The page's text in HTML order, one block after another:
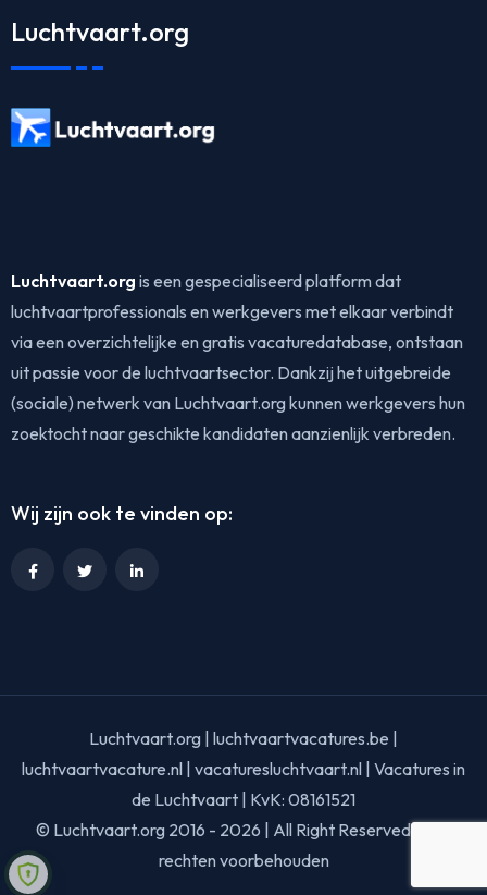
Luchtvaart.org
Luchtvaart.org is een gespecialiseerd platform dat
luchtvaartprofessionals en werkgevers met elkaar verbindt
via een overzichtelijke en gratis vacaturedatabase, ontstaan
uit passie voor de luchtvaartsector. Dankzij het uitgebreide
(sociale) netwerk van Luchtvaart.org kunnen werkgevers hun
zoektocht naar geschikte kandidaten aanzienlijk verbreden.
Wij zijn ook te vinden op:
Luchtvaart.org | luchtvaartvacatures.be |
luchtvaartvacature.nl | vacaturesluchtvaart.nl | Vacatures in
de Luchtvaart | KvK: 08161521
© Luchtvaart.org 2016 - 2026 | All Right Reserved | Alle
rechten voorbehouden